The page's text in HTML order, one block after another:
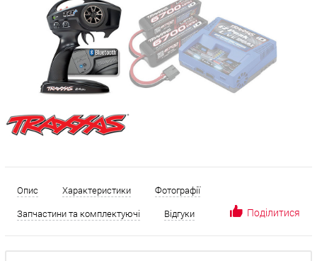
Опис Характеристики
Фотографії
Запчастини та комплектуючі
Відгуки Поділитися